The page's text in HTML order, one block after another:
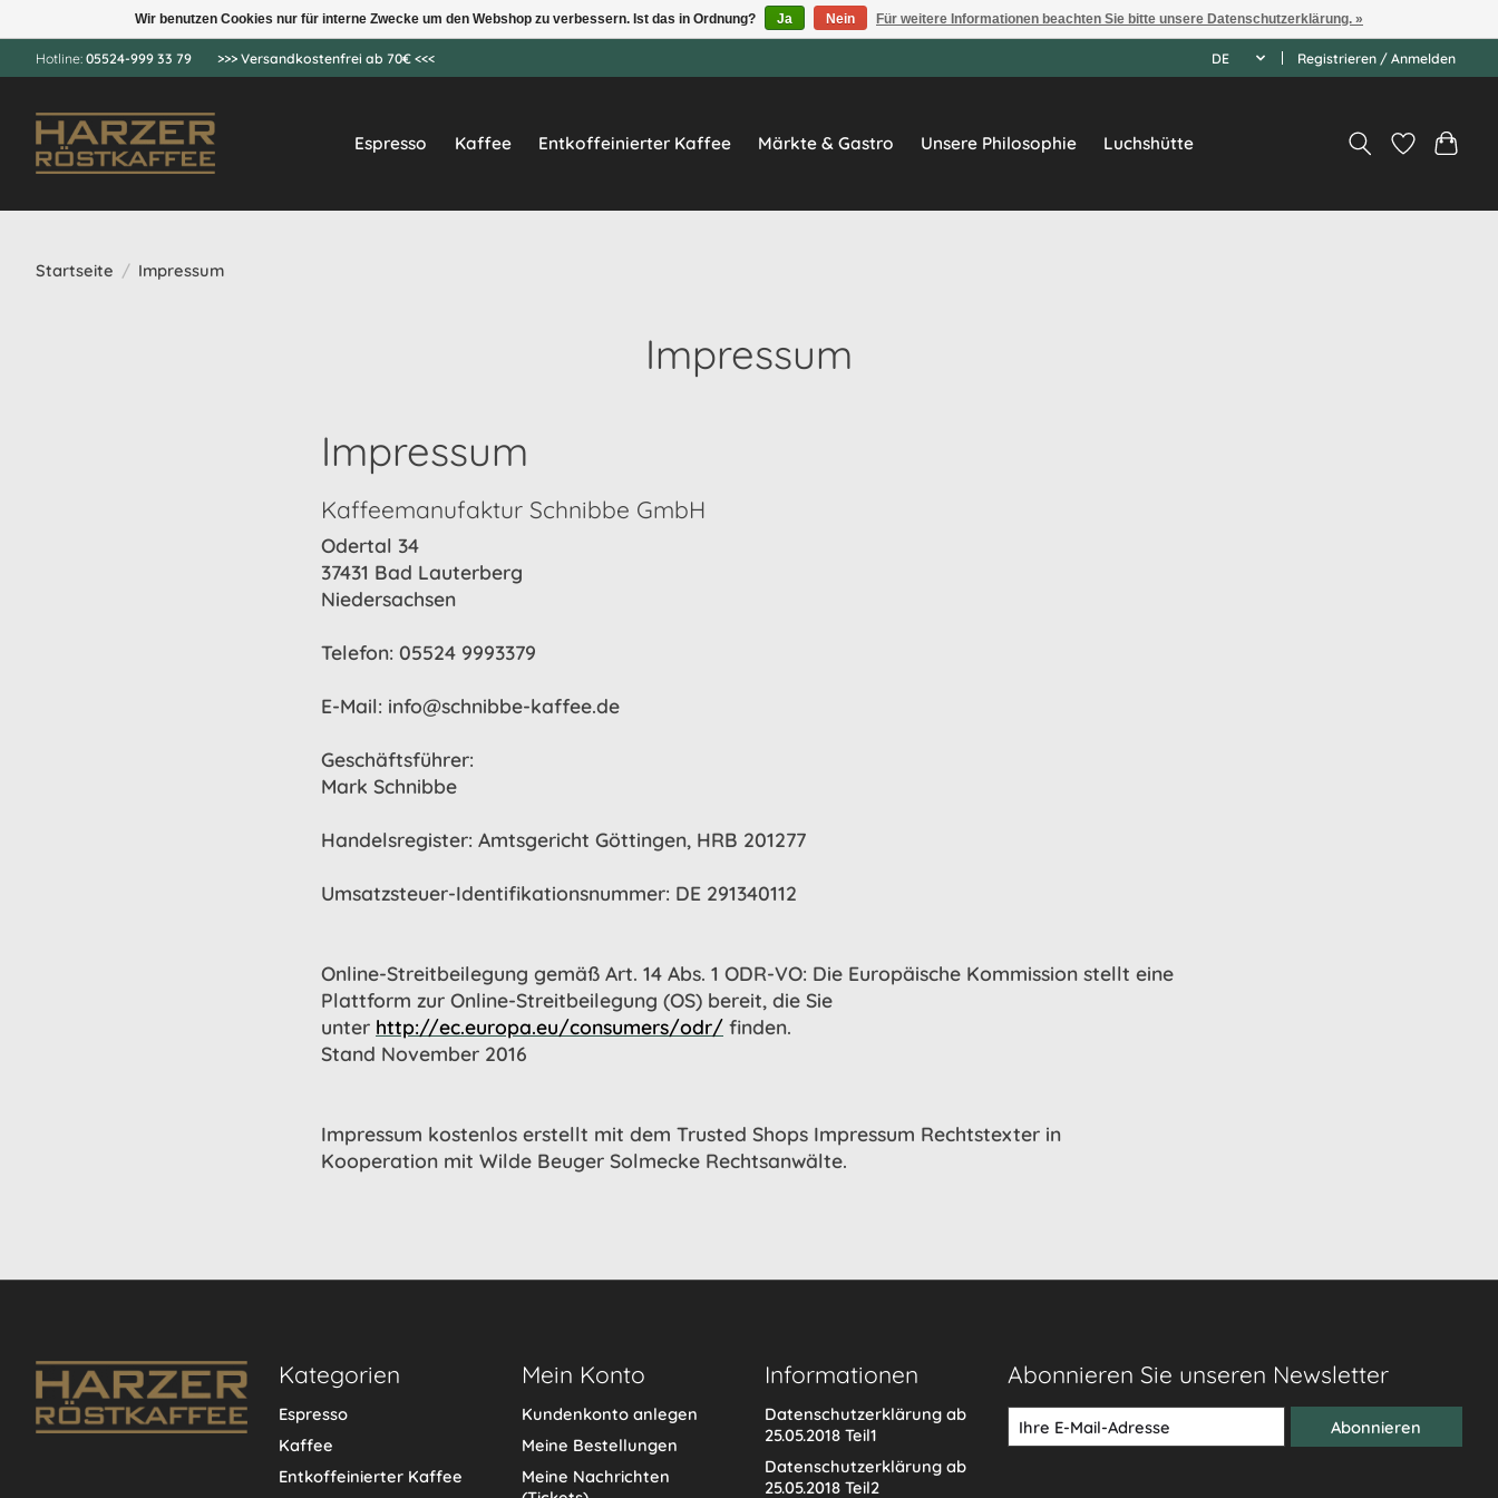
Hotline: 05524-999 33 79 >>> Versandkostenfrei ab 70€ <<< DE Registrieren / Anmelden
Espresso Kaffee Entkoffeinierter Kaffee Märkte & Gastro Unsere Philosophie Luchshütte
Startseite / Impressum
Impressum
Impressum
Kaffeemanufaktur Schnibbe GmbH
Odertal 34
37431 Bad Lauterberg
Niedersachsen
Telefon: 05524 9993379
E-Mail: info@schnibbe-kaffee.de
Geschäftsführer:
Mark Schnibbe
Handelsregister: Amtsgericht Göttingen, HRB 201277
Umsatzsteuer-Identifikationsnummer: DE 291340112
Online-Streitbeilegung gemäß Art. 14 Abs. 1 ODR-VO: Die Europäische Kommission stellt eine
Plattform zur Online-Streitbeilegung (OS) bereit, die Sie
unter http://ec.europa.eu/consumers/odr/ finden.
Stand November 2016
Impressum kostenlos erstellt mit dem Trusted Shops Impressum Rechtstexter in
Kooperation mit Wilde Beuger Solmecke Rechtsanwälte.
Kategorien
Espresso
Kaffee
Entkoffeinierter Kaffee
Mein Konto
Kundenkonto anlegen
Meine Bestellungen
Meine Nachrichten
Informationen
Datenschutzerklärung ab
25.05.2018 Teil1
Datenschutzerklärung ab
25.05.2018 Teil2
Abonnieren Sie unseren Newsletter
Abonnieren
Wir benutzen Cookies nur für interne Zwecke um den Webshop zu verbessern. Ist das in Ordnung? Ja Nein Für weitere Informationen beachten Sie bitte unsere Datenschutzerklärung. »